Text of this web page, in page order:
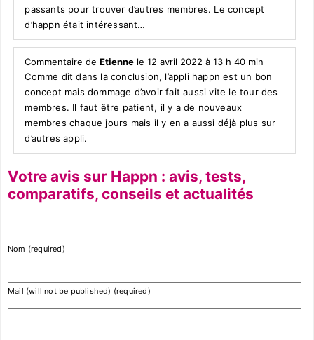
passants pour trouver d’autres membres. Le concept
d’happn était intéressant…
Commentaire deEtienne le 12 avril 2022 à 13 h 40 min
Comme dit dans la conclusion, l’appli happn est un bon
concept mais dommage d’avoir fait aussi vite le tour des
membres. Il faut être patient, il y a de nouveaux
membres chaque jours mais il y en a aussi déjà plus sur
d’autres appli.
Votre avis sur Happn : avis, tests,
comparatifs, conseils et actualités
Nom (required)
Mail (will not be published) (required)